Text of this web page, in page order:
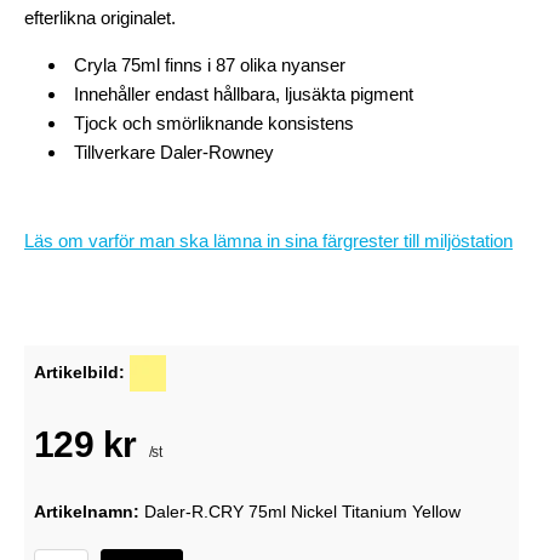
efterlikna originalet.
Cryla 75ml finns i 87 olika nyanser
Innehåller endast hållbara, ljusäkta pigment
Tjock och smörliknande konsistens
Tillverkare Daler-Rowney
Läs om varför man ska lämna in sina färgrester till miljöstation
Artikelbild:
129 kr /st
Artikelnamn: Daler-R.CRY 75ml Nickel Titanium Yellow